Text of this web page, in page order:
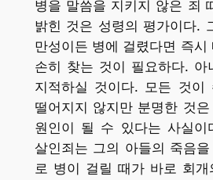
병을 말씀을 지키지 않은 죄
밝힌 것은 성령의 평가이다.
만성이든 병에 걸렸다면 즉시
손히 찾는 것이 필요하다. 아
지적하실 것이다. 모든 것이
떨어지지 않지만 분명한 것
원인이 될 수 있다는 사실이
살인죄는 그의 아들의 죽음
로 병이 걸릴 때가 바로 회